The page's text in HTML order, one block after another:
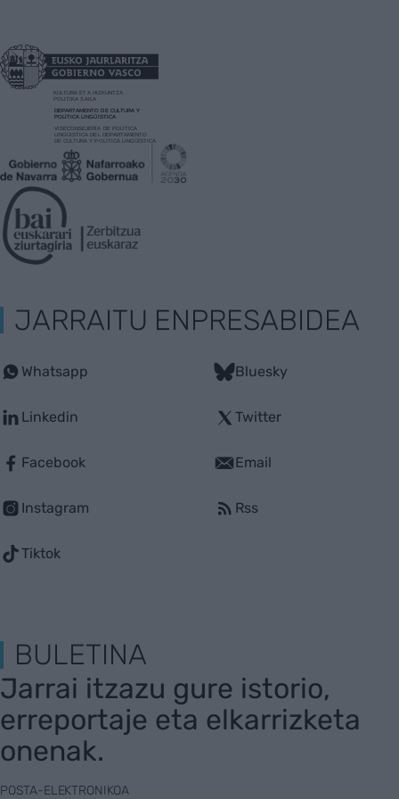
JARRAITU ENPRESABIDEA
Whatsapp
Linkedin
Facebook
Instagram
Tiktok
Bluesky
Twitter
Email
Rss
BULETINA
Jarrai itzazu gure istorio,
erreportaje eta elkarrizketa
onenak.
POSTA-ELEKTRONIKOA